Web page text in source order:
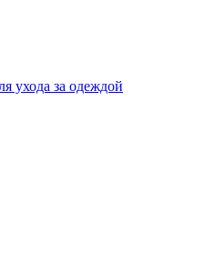
ухода за одеждой